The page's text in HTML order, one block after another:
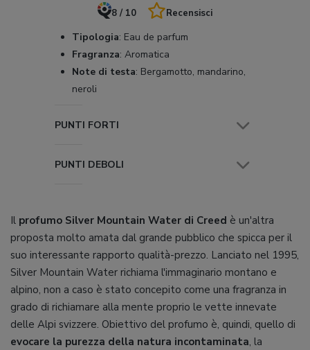
8 / 10 Recensisci
Tipologia: Eau de parfum
Fragranza: Aromatica
Note di testa: Bergamotto, mandarino,
neroli
PUNTI FORTI
PUNTI DEBOLI
Il profumo Silver Mountain Water di Creed è un'altra
proposta molto amata dal grande pubblico che spicca per il
suo interessante rapporto qualità-prezzo. Lanciato nel 1995,
Silver Mountain Water richiama l'immaginario montano e
alpino, non a caso è stato concepito come una fragranza in
grado di richiamare alla mente proprio le vette innevate
delle Alpi svizzere. Obiettivo del profumo è, quindi, quello di
evocare la purezza della natura incontaminata, la